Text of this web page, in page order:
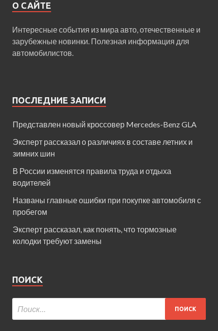
О САЙТЕ
Интересные события из мира авто, отечественные и
зарубежные новинки. Полезная информация для
автомобилистов.
ПОСЛЕДНИЕ ЗАПИСИ
Представлен новый кроссовер Mercedes-Benz GLA
Эксперт рассказал о различиях в составе летних и
зимних шин
В России изменятся правила труда и отдыха
водителей
Названы главные ошибки при покупке автомобиля с
пробегом
Эксперт рассказал, как понять, что тормозные
колодки требуют замены
ПОИСК